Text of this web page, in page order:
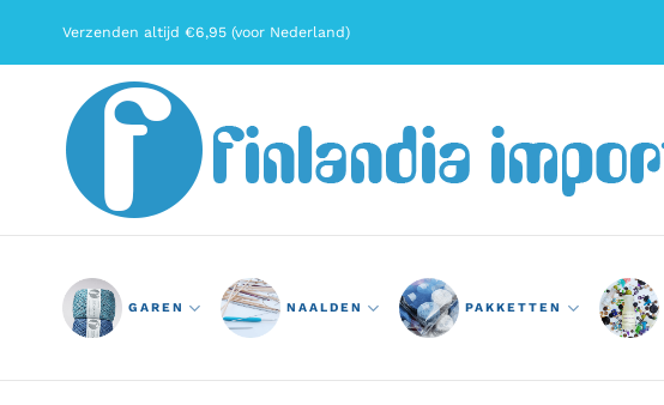
Verzenden altijd €6,95 (voor Nederland)
GAREN NAALDEN PAKKETTEN